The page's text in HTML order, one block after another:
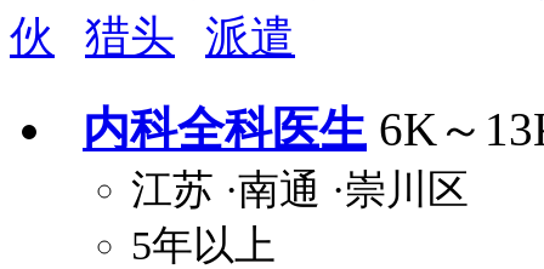
8小时工作制 周末双休
关怀与福利
包住 包吃 住房补贴
定期团建 节日福利
伙
猎头 派遣
内科全科医生 6K～
江苏 ·南通 ·崇川区
5年以上